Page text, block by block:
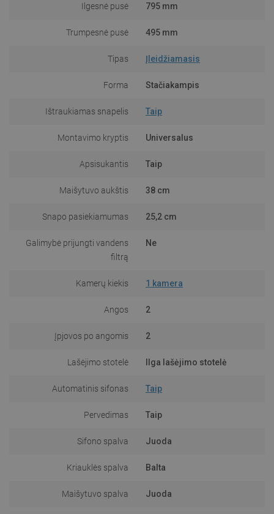
Ilgesnė pusė 795 mm
Trumpesnė pusė 495 mm
Tipas Įleidžiamasis
Forma Stačiakampis
Ištraukiamas snapelis Taip
Montavimo kryptis Universalus
Apsisukantis Taip
Maišytuvo aukštis 38 cm
Snapo pasiekiamumas 25,2 cm
Galimybė prijungti vandens
filtrą
Ne
Kamerų kiekis 1 kamera
Angos 2
Įpjovos po angomis 2
Lašėjimo stotelė Ilga lašėjimo stotelė
Automatinis sifonas Taip
Pervedimas Taip
Sifono spalva Juoda
Kriauklės spalva Balta
Maišytuvo spalva Juoda